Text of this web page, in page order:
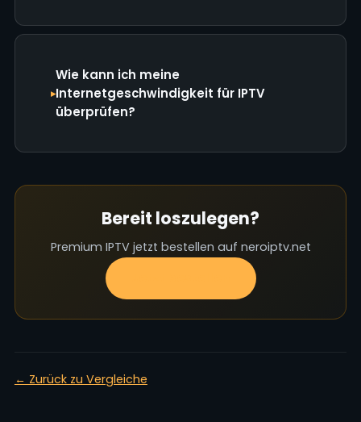
Wie kann ich meine
Internetgeschwindigkeit für IPTV
überprüfen?
Bereit loszulegen?
Premium IPTV jetzt bestellen auf neroiptv.net
← Zurück zu Vergleiche